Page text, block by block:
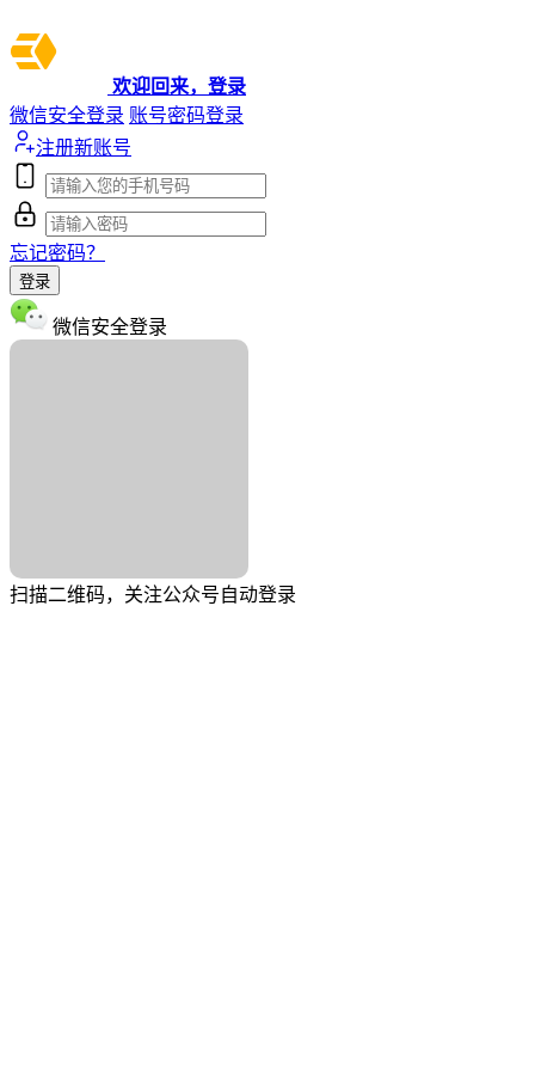
欢迎回来，登录
微信安全登录 账号密码登录
注册新账号
忘记密码？
登录
微信安全登录
扫描二维码，关注公众号自动登录